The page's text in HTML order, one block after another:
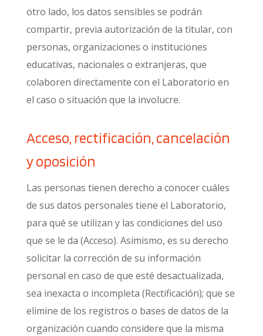
otro lado, los datos sensibles se podrán
compartir, previa autorización de la titular, con
personas, organizaciones o instituciones
educativas, nacionales o extranjeras, que
colaboren directamente con el Laboratorio en
el caso o situación que la involucre.
Acceso, rectificación, cancelación
y oposición
Las personas tienen derecho a conocer cuáles
de sus datos personales tiene el Laboratorio,
para qué se utilizan y las condiciones del uso
que se le da (Acceso). Asimismo, es su derecho
solicitar la corrección de su información
personal en caso de que esté desactualizada,
sea inexacta o incompleta (Rectificación); que se
elimine de los registros o bases de datos de la
organización cuando considere que la misma